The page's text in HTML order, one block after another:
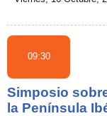
09:30
Simposio
la Península